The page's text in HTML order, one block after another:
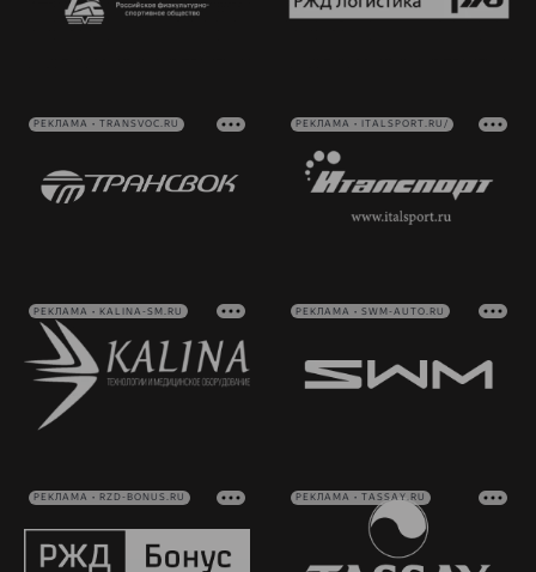
РЕКЛАМА • TRANSVOC.RU РЕКЛАМА • ITALSPORT.RU/
РЕКЛАМА • KALINA-SM.RU РЕКЛАМА • SWM-AUTO.RU
РЕКЛАМА • RZD-BONUS.RU РЕКЛАМА • TASSAY.RU